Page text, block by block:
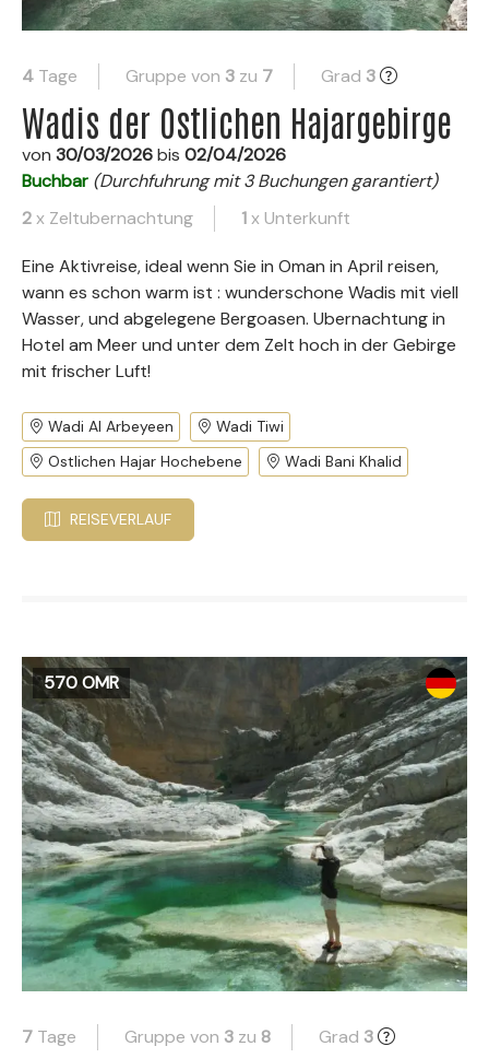
4 Tage Gruppe von 3 zu 7 Grad 3
Wadis der Ostlichen Hajargebirge
von 30/03/2026bis 02/04/2026
Buchbar (Durchfuhrung mit 3 Buchungen garantiert)
2x Zeltubernachtung 1x Unterkunft
Eine Aktivreise, ideal wenn Sie in Oman in April reisen,
wann es schon warm ist : wunderschone Wadis mit viell
Wasser, und abgelegene Bergoasen. Ubernachtung in
Hotel am Meer und unter dem Zelt hoch in der Gebirge
mit frischer Luft!
Wadi Al Arbeyeen
Wadi Tiwi
Ostlichen Hajar Hochebene
Wadi Bani Khalid
REISEVERLAUF
570 OMR
7 Tage Gruppe von 3 zu 8 Grad 3